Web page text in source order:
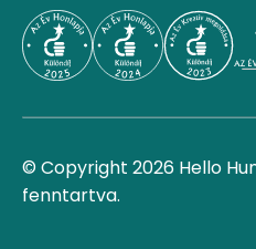
© Copyright 2026 Hello
fenntartva.